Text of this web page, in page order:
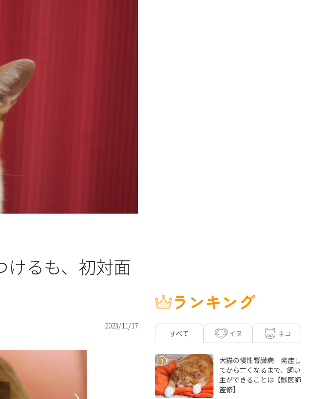
るも、初対面
2023/11/17
ランキング
すべて イヌ ネコ
1
犬猫の慢性腎臓病 発症し
てから亡くなるまで、飼い
主ができることは【獣医師
監修】